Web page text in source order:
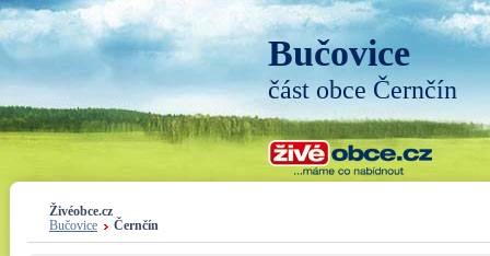
Bučovice
část obce Černčín
Živéobce.cz
Bučovice
Černčín